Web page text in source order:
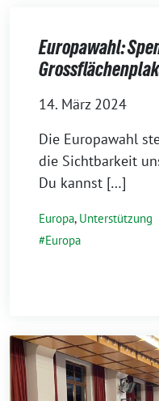
Europawahl:
14. März 2024
Die Europawahl
die Sichtbarkeit
Du kannst […]
Europa, Unterstützung
Europa